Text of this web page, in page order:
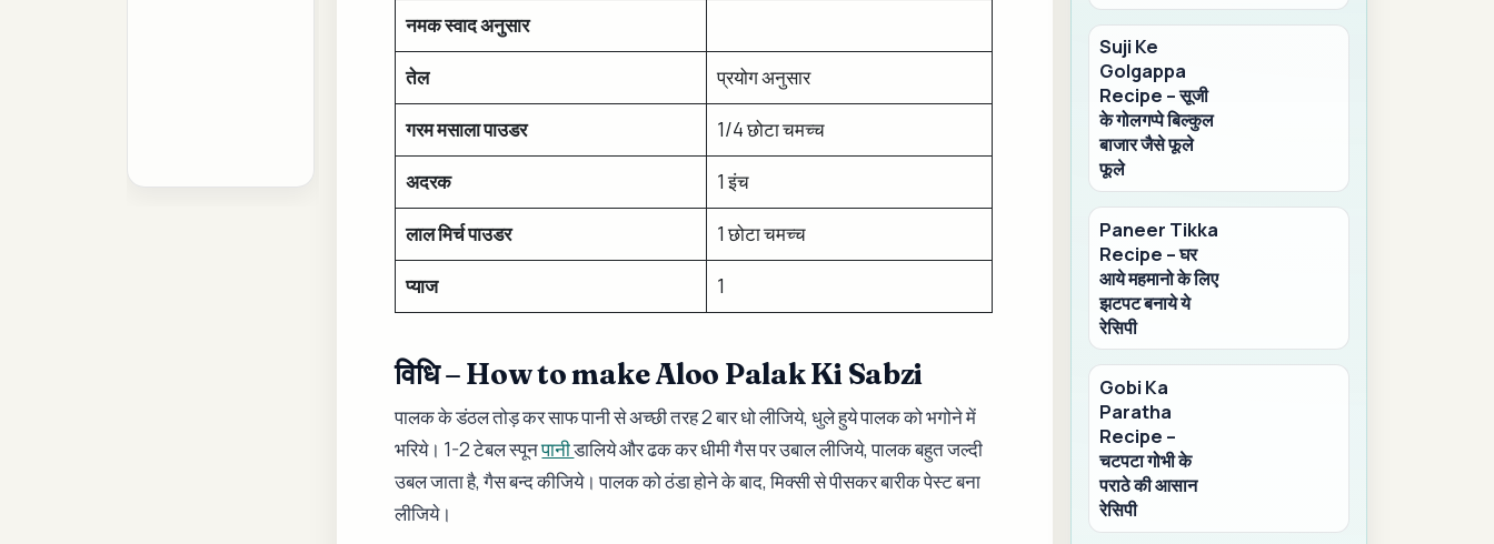
नमक स्वाद अनुसार
तेल प्रयोग अनुसार
गरम मसाला पाउडर 1/4 छोटा चमच्च
अदरक 1 इंच
लाल मिर्च पाउडर 1 छोटा चमच्च
प्याज 1
विधि – How to make Aloo Palak Ki Sabzi
पालक के डंठल तोड़ कर साफ पानी से अच्छी तरह 2 बार धो लीजिये, धुले हुये पालक को भगोने में
भरिये। 1-2 टेबल स्पूनपानीडालिये और ढक कर धीमी गैस पर उबाल लीजिये, पालक बहुत जल्दी
उबल जाता है, गैस बन्द कीजिये। पालक को ठंडा होने के बाद, मिक्सी से पीसकर बारीक पेस्ट बना
लीजिये।
Suji Ke
Golgappa
Recipe – सूजी
के गोलगप्पे बिल्कुल
बाजार जैसे फूले
फूले
Paneer Tikka
Recipe – घर
आये महमानो के लिए
झटपट बनाये ये
रेसिपी
Gobi Ka
Paratha
Recipe –
चटपटा गोभी के
पराठे की आसान
रेसिपी